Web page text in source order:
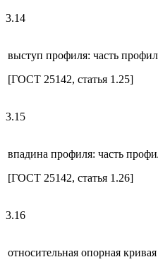
3.14
выступ профиля: часть
[ГОСТ 25142, статья 1.25]
3.15
впадина профиля: часть
[ГОСТ 25142, статья 1.26]
3.16
относительная опорная